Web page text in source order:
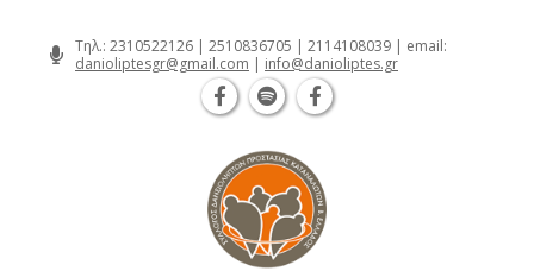
Τηλ.: 2310522126 | 2510836705 | 2114108039 | email:
danioliptesgr@gmail.com | info@danioliptes.gr